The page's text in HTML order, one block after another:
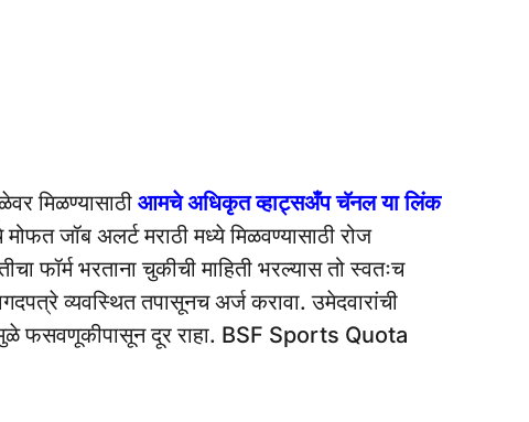
मिळण्यासाठी आमचे अधिकृत व्हाट्सअँप चॅनल या लिंक
जॉब अलर्ट मराठी मध्ये मिळवण्यासाठी रोज
फॉर्म भरताना चुकीची माहिती भरल्यास तो स्वतःच
व्यवस्थित तपासूनच अर्ज करावा. उमेदवारांची
फसवणूकीपासून दूर राहा. BSF Sports Quota